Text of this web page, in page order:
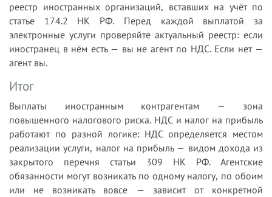
реестр иностранных организаций, вставших на учёт по
статье 174.2 НК РФ. Перед каждой выплатой за
электронные услуги проверяйте актуальный реестр: если
иностранец в нём есть — вы не агент по НДС. Если нет —
агент вы.
Итог
Выплаты иностранным контрагентам — зона
повышенного налогового риска. НДС и налог на прибыль
работают по разной логике: НДС определяется местом
реализации услуги, налог на прибыль — видом дохода из
закрытого перечня статьи 309 НК РФ. Агентские
обязанности могут возникать по одному налогу, по обоим
или не возникать вовсе — зависит от конкретной